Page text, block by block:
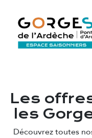
Les
les
Découvrez toutes